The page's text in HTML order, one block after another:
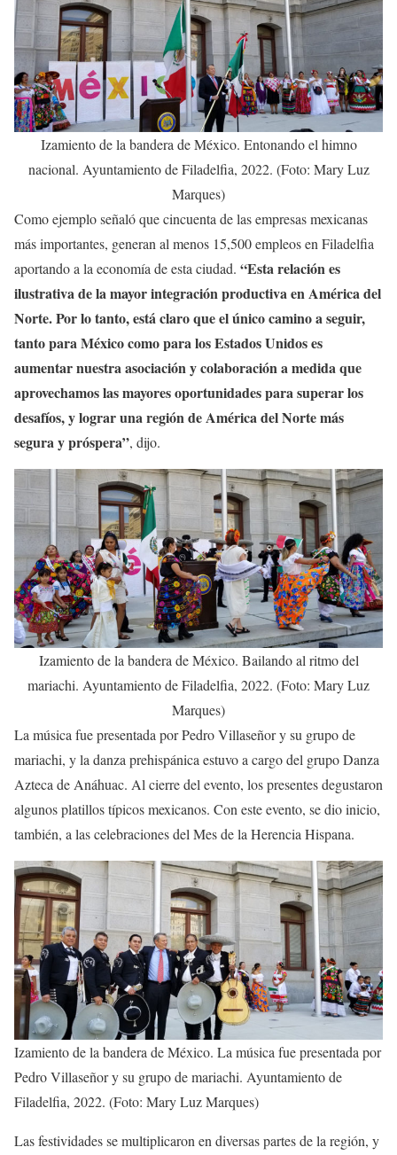
Izamiento de la bandera de México. Entonando el himno
nacional. Ayuntamiento de Filadelfia, 2022. (Foto: Mary Luz
Marques)
Como ejemplo señaló que cincuenta de las empresas mexicanas
más importantes, generan al menos 15,500 empleos en Filadelfia
aportando a la economía de esta ciudad. “Esta relación es
ilustrativa de la mayor integración productiva en América del
Norte. Por lo tanto, está claro que el único camino a seguir,
tanto para México como para los Estados Unidos es
aumentar nuestra asociación y colaboración a medida que
aprovechamos las mayores oportunidades para superar los
desafíos, y lograr una región de América del Norte más
segura y próspera”, dijo.
Izamiento de la bandera de México. Bailando al ritmo del
mariachi. Ayuntamiento de Filadelfia, 2022. (Foto: Mary Luz
Marques)
La música fue presentada por Pedro Villaseñor y su grupo de
mariachi, y la danza prehispánica estuvo a cargo del grupo Danza
Azteca de Anáhuac. Al cierre del evento, los presentes degustaron
algunos platillos típicos mexicanos. Con este evento, se dio inicio,
también, a las celebraciones del Mes de la Herencia Hispana.
Izamiento de la bandera de México. La música fue presentada por
Pedro Villaseñor y su grupo de mariachi. Ayuntamiento de
Filadelfia, 2022. (Foto: Mary Luz Marques)
Las festividades se multiplicaron en diversas partes de la región, y